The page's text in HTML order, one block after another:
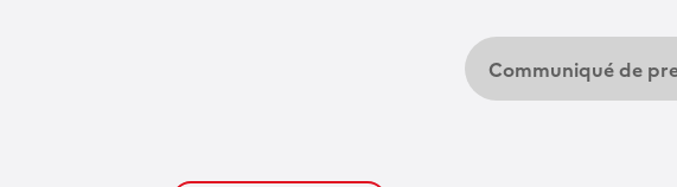
Communiqué de